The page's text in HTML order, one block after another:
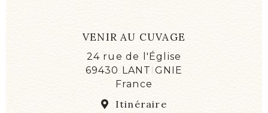
VENIR AU CUVAGE
24 rue de l'Église
69430 LANTIGNIE
France
Itinéraire